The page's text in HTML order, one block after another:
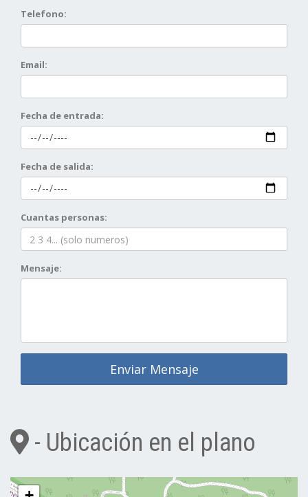
Telefono:
Email:
Fecha de entrada:
Fecha de salida:
Cuantas personas:
Mensaje:
Enviar Mensaje
- Ubicación en el plano